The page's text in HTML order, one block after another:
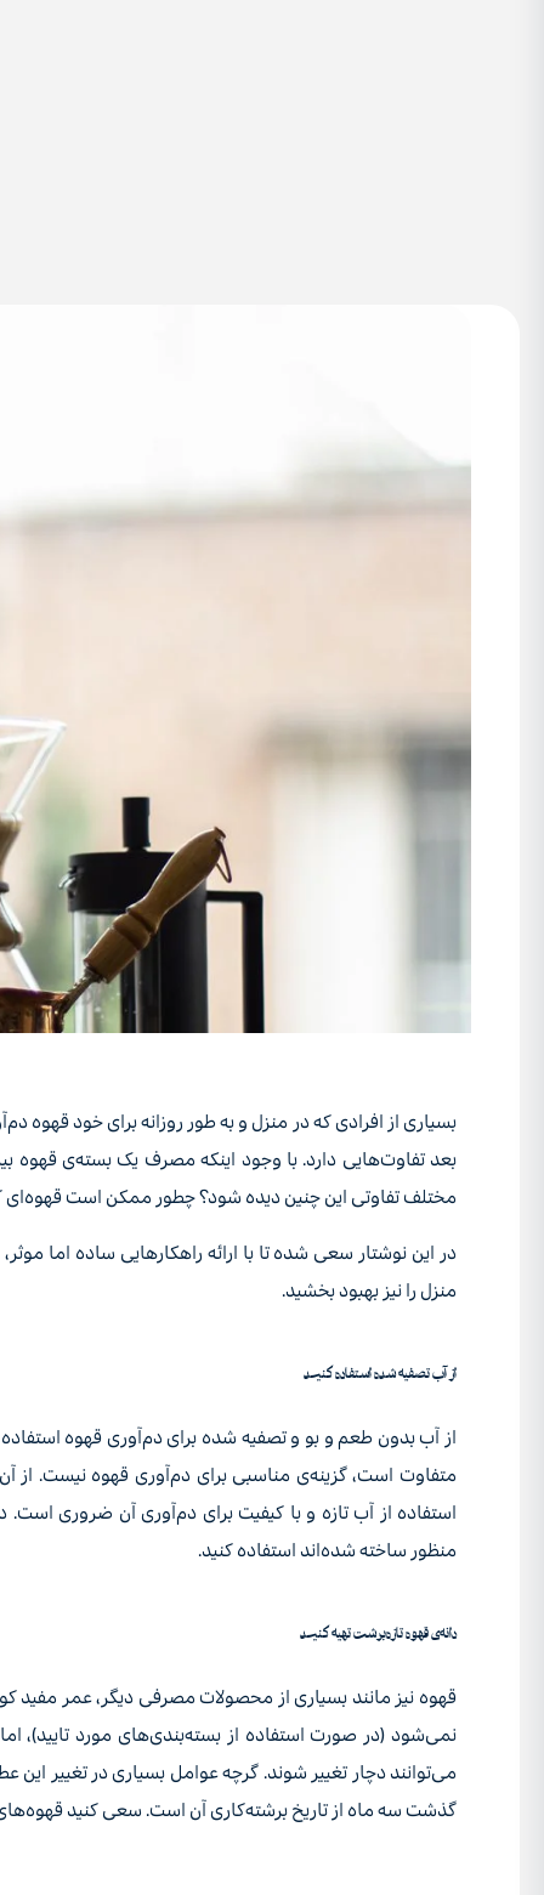
بسیاری از افرادی که در منزل و به طور روزانه برای خود قهوه
بعد تفاوت‌هایی دارد. با وجود اینکه مصرف یک بسته‌ی
مختلف تفاوتی این چنین دیده شود؟ چطور ممکن است قهوه‌ای
در این نوشتار سعی شده تا با ارائه راهکارهایی ساده اما
منزل را نیز بهبود بخشید.
از آب تصفیه شده استفاده کنید
از آب بدون طعم و بو و تصفیه شده برای دم‌آوری قهوه
استفاده از آب تازه و با کیفیت برای دم‌آوری آن ضروری
منظور ساخته شده‌اند استفاده کنید.
دانه‌ی قهوه تازه‌برشت تهیه کنید
قهوه نیز مانند بسیاری از محصولات مصرفی دیگر، عمر مفید
نمی‌شود (در صورت استفاده از بسته‌بندی‌های مورد
می‌توانند دچار تغییر شوند. گرچه عوامل بسیاری در تغییر
گذشت سه ماه از تاریخ برشته‌کاری آن است. سعی کنید